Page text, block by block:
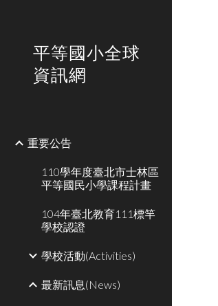
平等國小全球
資訊網
重要公告
110學年度臺北市士林區
平等國民小學課程計畫
104年臺北教育111標竿
學校認證
學校活動(Activities)
最新訊息(News)